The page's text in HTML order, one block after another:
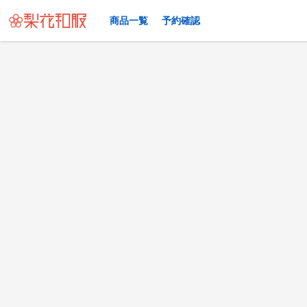
商品一覧 予約確認